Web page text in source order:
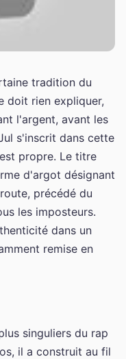
tradition du
doit rien expliquer,
l'argent, avant les
s'inscrit dans cette
propre. Le titre
d'argot désignant
précédé du
les imposteurs.
dans un
remise en
singuliers du rap
il a construit au fil